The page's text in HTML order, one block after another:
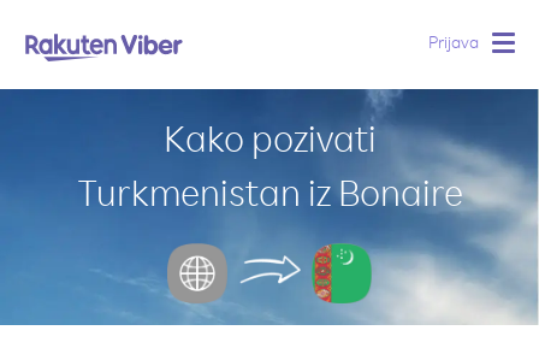
Prijava
Kako pozivati
Turkmenistan iz Bonaire